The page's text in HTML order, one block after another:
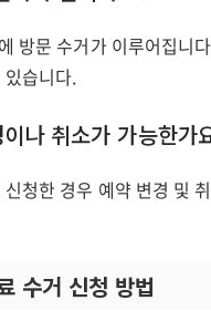
방문 수거가 이루어집니
있습니다.
나 취소가 가능한가
청한 경우 예약 변경 및
수거 신청 방법